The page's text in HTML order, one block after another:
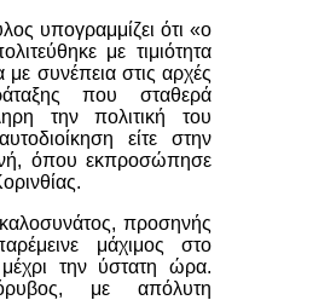
υπογραμμίζει ότι «ο
με τιμιότητα
με συνέπεια στις αρχές
που σταθερά
την πολιτική του
είτε στην
όπου εκπροσώπησε
προσηνής
μάχιμος στο
μέχρι την ύστατη ώρα.
με απόλυτη